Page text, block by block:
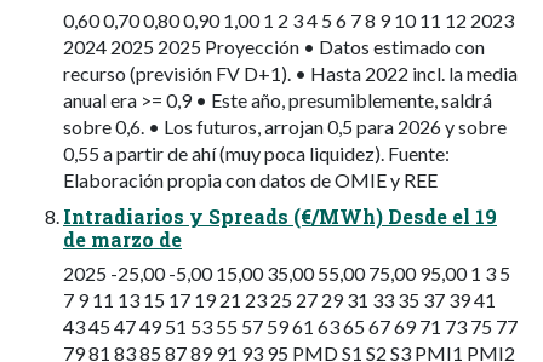
0,60 0,70 0,80 0,90 1,00 1 2 3 4 5 6 7 8 9 10 11 12 2023
2024 2025 2025 Proyección • Datos estimado con
recurso (previsión FV D+1). • Hasta 2022 incl. la media
anual era >= 0,9 • Este año, presumiblemente, saldrá
sobre 0,6. • Los futuros, arrojan 0,5 para 2026 y sobre
0,55 a partir de ahí (muy poca liquidez). Fuente:
Elaboración propia con datos de OMIE y REE
Intradiarios y Spreads (€/MWh) Desde el 19
de marzo de
2025 -25,00 -5,00 15,00 35,00 55,00 75,00 95,00 1 3 5
7 9 11 13 15 17 19 21 23 25 27 29 31 33 35 37 39 41
43 45 47 49 51 53 55 57 59 61 63 65 67 69 71 73 75 77
79 81 83 85 87 89 91 93 95 PMD S1 S2 S3 PMI1 PMI2